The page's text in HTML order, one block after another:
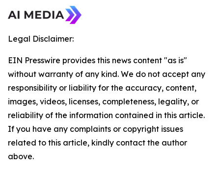
Legal Disclaimer:
EIN Presswire provides this news content "as is"
without warranty of any kind. We do not accept any
responsibility or liability for the accuracy, content,
images, videos, licenses, completeness, legality, or
reliability of the information contained in this article.
If you have any complaints or copyright issues
related to this article, kindly contact the author
above.